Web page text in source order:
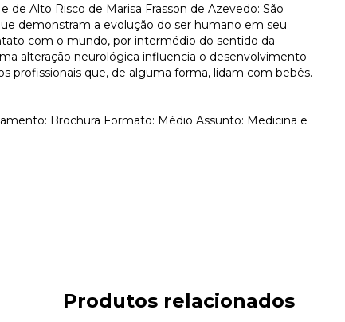
Alto Risco de Marisa Frasson de Azevedo: São
demonstram a evolução do ser humano em seu
com o mundo, por intermédio do sentido da
alteração neurológica influencia o desenvolvimento
profissionais que, de alguma forma, lidam com bebês.
Brochura Formato: Médio Assunto: Medicina e
Produtos relacionados